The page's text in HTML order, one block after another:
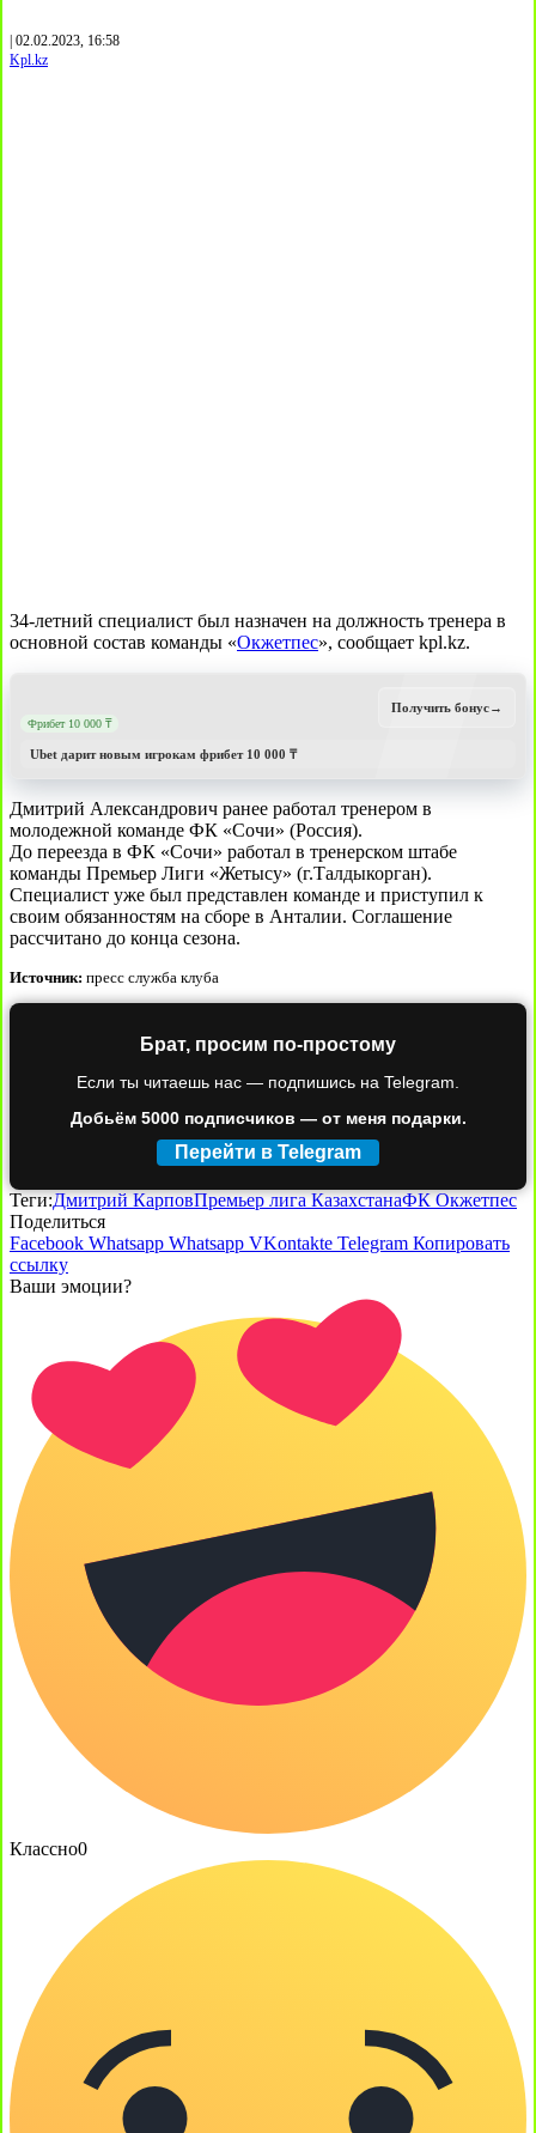
| 02.02.2023, 16:58
Kpl.kz
34-летний специалист был назначен на должность тренера в
основной состав команды «Окжетпес», сообщает kpl.kz.
Фрибет 10 000 ₸
Ubet дарит новым игрокам фрибет 10 000 ₸
Получить бонус→
Дмитрий Александрович ранее работал тренером в
молодежной команде ФК «Сочи» (Россия).
До переезда в ФК «Сочи» работал в тренерском штабе
команды Премьер Лиги «Жетысу» (г.Талдыкорган).
Специалист уже был представлен команде и приступил к
своим обязанностям на сборе в Анталии. Соглашение
рассчитано до конца сезона.
Источник: пресс служба клуба
Брат, просим по-простому
Если ты читаешь нас — подпишись на Telegram.
Добьём 5000 подписчиков — от меня подарки.
Перейти в Telegram
Теги:Дмитрий КарповПремьер лига КазахстанаФК Окжетпес
Поделиться
Facebook Whatsapp Whatsapp VKontakte Telegram Копировать
ссылку
Ваши эмоции?
Классно0